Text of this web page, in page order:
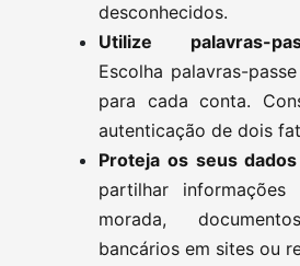
desconhecidos.
Utilize palavras-
Escolha palavras-
para cada conta.
autenticação de dois
Proteja os seus
partilhar informações
morada,
bancários em sites ou